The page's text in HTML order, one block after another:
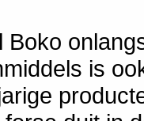
Boko
is